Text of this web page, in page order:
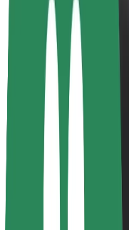
Bolt Plus
Vydělávejte s Boltem
Řidiči
Výdělky řidiče
Kurýři
Výdělky kurýra